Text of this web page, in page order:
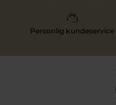
Personlig kundeservice